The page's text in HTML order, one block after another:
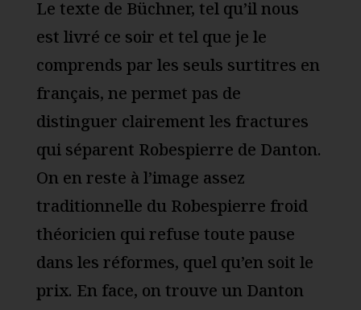
Le texte de Büchner, tel qu’il nous
est livré ce soir et tel que je le
comprends par les seuls surtitres en
français, ne permet pas de
distinguer clairement les fractures
qui séparent Robespierre de Danton.
On en reste à l’image assez
traditionnelle du Robespierre froid
théoricien qui refuse toute pause
dans les réformes, quel qu’en soit le
prix. En face, on trouve un Danton